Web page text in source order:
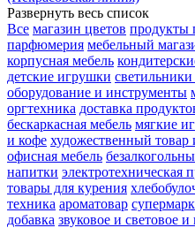
Развернуть весь список
Все магазин цветов продукты
парфюмерия мебельный
корпусная мебель
детские игрушки
оборудование и инструменты
оргтехника доставка
бескаркасная мебель мягкие
и кофе художественный товар
офисная мебель
напитки электротехническая
товары для курения
техника ароматовар
добавка звуковое и световое